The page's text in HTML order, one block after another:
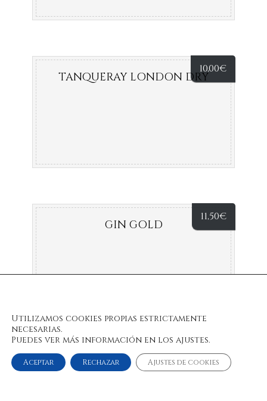
10,00€
TANQUERAY LONDON DRY
11,50€
GIN GOLD
Utilizamos cookies propias estrictamente
necesarias.
Puedes ver más información en los ajustes.
Aceptar Rechazar Ajustes de cookies